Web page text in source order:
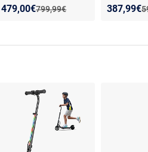
maximale 45 km/h 48V
Ancien prix :
799,99€
Nouveau prix :
479,00€
Réduction de : Nouveau
387,99€